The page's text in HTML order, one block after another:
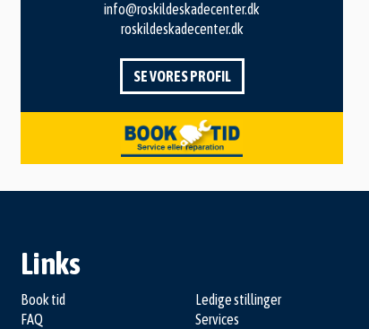
info@roskildeskadecenter.dk
roskildeskadecenter.dk
SE VORES PROFIL
Links
Book tid
Ledige stillinger
FAQ
Services